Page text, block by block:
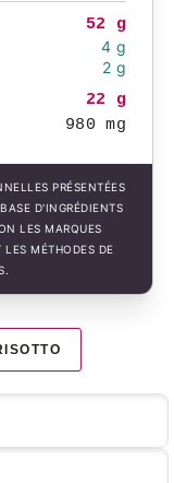
52 g
4 g
2 g
22 g
980 mg
PRÉSENTÉES
D'INGRÉDIENTS
LES MARQUES
LES MÉTHODES DE